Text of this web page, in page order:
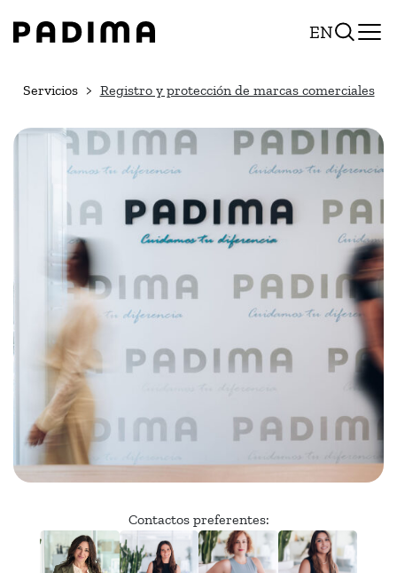
EN
Servicios Registro y protección de marcas comerciales
Contactos preferentes: